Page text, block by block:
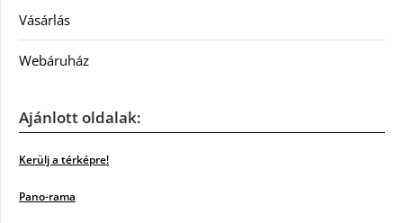
Vásárlás
Webáruház
Ajánlott oldalak:
Kerülj a térképre!
Pano-rama